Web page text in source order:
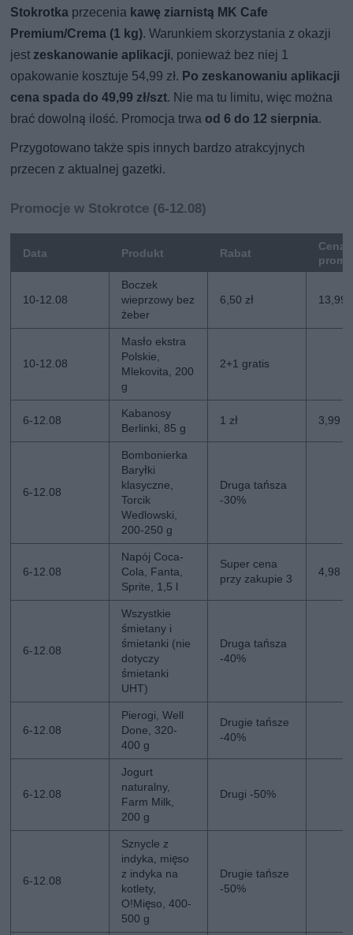
Stokrotka przecenia kawę ziarnistą MK Cafe
Premium/Crema (1 kg). Warunkiem skorzystania z okazji
jest zeskanowanie aplikacji, ponieważ bez niej 1
opakowanie kosztuje 54,99 zł. Po zeskanowaniu aplikacji
cena spada do 49,99 zł/szt. Nie ma tu limitu, więc można
brać dowolną ilość. Promocja trwa od 6 do 12 sierpnia.
Przygotowano także spis innych bardzo atrakcyjnych
przecen z aktualnej gazetki.
Promocje w Stokrotce (6-12.08)
Data Produkt Rabat
Cena
10-12.08
Boczek
wieprzowy bez
żeber
6,50 zł 13,99
10-12.08
Masło ekstra
Polskie,
Mlekovita, 200
g
2+1 gratis
6-12.08
Kabanosy
Berlinki, 85 g
1 zł 3,99
6-12.08
Bombonierka
Baryłki
klasyczne,
Torcik
Wedlowski,
200-250 g
Druga tańsza
-30%
6-12.08
Napój Coca-
Cola, Fanta,
Sprite, 1,5 l
Super cena
przy zakupie 3
4,98
6-12.08
Wszystkie
śmietany i
śmietanki (nie
dotyczy
śmietanki
UHT)
Druga tańsza
-40%
6-12.08
Pierogi, Well
Done, 320-
400 g
Drugie tańsze
-40%
6-12.08
Jogurt
naturalny,
Farm Milk,
200 g
Drugi -50%
6-12.08
Sznycle z
indyka, mięso
z indyka na
kotlety,
O!Mięso, 400-
500 g
Drugie tańsze
-50%